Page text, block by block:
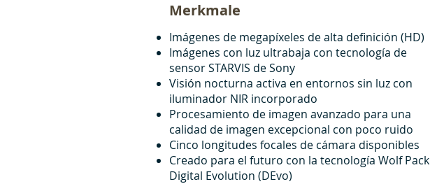
Merkmale
Imágenes de megapíxeles de alta definición (HD)
Imágenes con luz ultrabaja con tecnología de
sensor STARVIS de Sony
Visión nocturna activa en entornos sin luz con
iluminador NIR incorporado
Procesamiento de imagen avanzado para una
calidad de imagen excepcional con poco ruido
Cinco longitudes focales de cámara disponibles
Creado para el futuro con la tecnología Wolf Pack
Digital Evolution (DEvo)